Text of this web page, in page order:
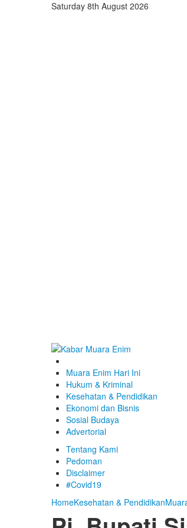
Saturday 8th August 2026
Muara Enim Hari Ini
Hukum & Kriminal
Kesehatan & Pendidikan
Ekonomi dan Bisnis
Sosial Budaya
Advertorial
Tentang Kami
Pedoman
Disclaimer
#Covid19
HomeKesehatan & Pendidikan